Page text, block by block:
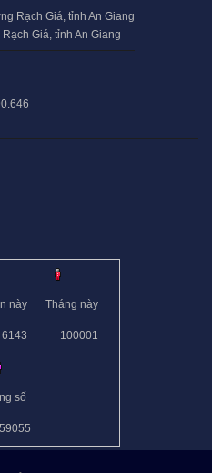
Rạch Giá, tỉnh An Giang
Giá, tỉnh An Giang
này
6143
Tháng này
100001
số